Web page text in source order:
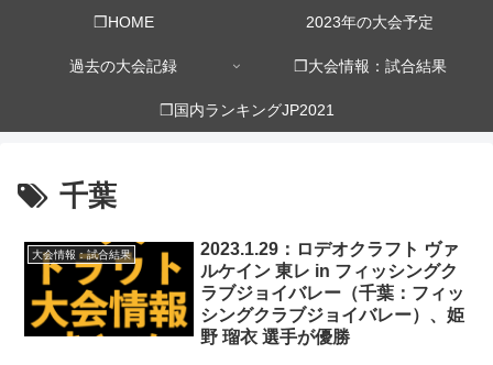
❒HOME 2023年の大会予定
過去の大会記録 ❒大会情報：試合結果
❒国内ランキングJP2021
千葉
大会情報：試合結果
2023.1.29：ロデオクラフト ヴァ
ルケイン 東レ in フィッシングク
ラブジョイバレー（千葉：フィッ
シングクラブジョイバレー）、姫
野 瑠衣 選手が優勝